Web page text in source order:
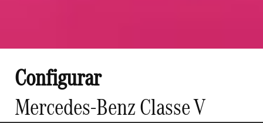
Configurar
Mercedes-Benz Classe V